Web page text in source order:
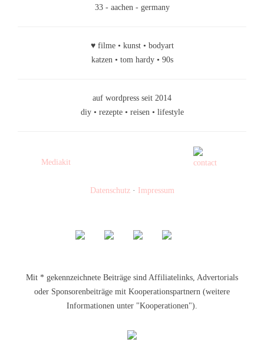
33 - aachen - germany
♥ filme • kunst • bodyart
katzen • tom hardy • 90s
auf wordpress seit 2014
diy • rezepte • reisen • lifestyle
Mediakit
Datenschutz· Impressum
Mit * gekennzeichnete Beiträge sind Affiliatelinks, Advertorials
oder Sponsorenbeiträge mit Kooperationspartnern (weitere
Informationen unter "Kooperationen").